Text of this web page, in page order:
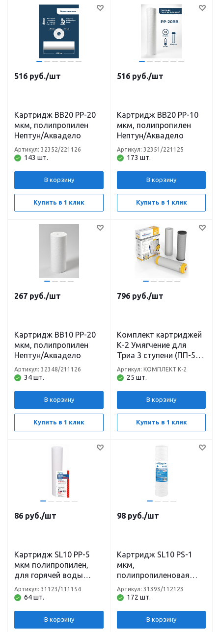
516 руб./шт
Картридж BB20 PP-20
мкм, полипропилен
Нептун/Аквадело
143 шт.
Артикул: 32352/221126
В корзину
Купить в 1 клик
516 руб./шт
Картридж BB20 PP-10
мкм, полипропилен
Нептун/Аквадело
173 шт.
Артикул: 32351/221125
В корзину
Купить в 1 клик
267 руб./шт
Картридж BB10 PP-20
мкм, полипропилен
Нептун/Аквадело
34 шт.
Артикул: 32348/211126
В корзину
Купить в 1 клик
796 руб./шт
Комплект картриджей
К-2 Умягчение для
Триа 3 ступени (ПП-5М,
УГП-10, С-10)
Аквабрайт
25 шт.
Артикул: КОМПЛЕКТ К-2
В корзину
Купить в 1 клик
86 руб./шт
Картридж SL10 PP-5
мкм полипропилен,
для горячей воды
Нептун/Аквадело
64 шт.
Артикул: 31123/111154
В корзину
98 руб./шт
Картридж SL10 PS-1
мкм,
полипропиленовая
нить Нептун/Аквадело
172 шт.
Артикул: 31393/112123
В корзину